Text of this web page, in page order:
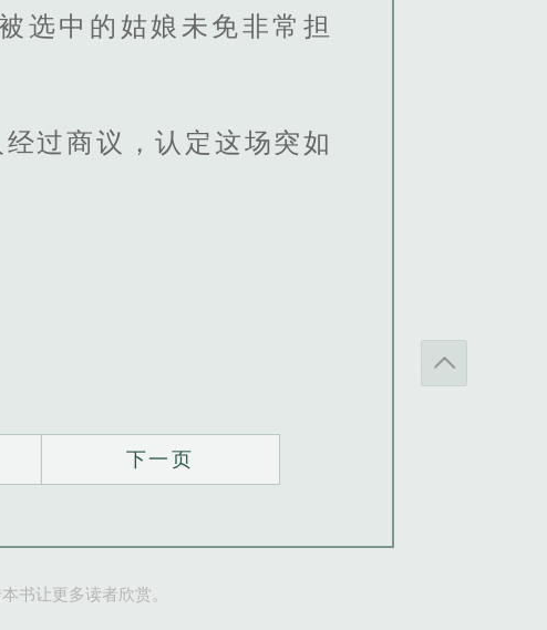
选中的姑娘未免非常担
过商议，认定这场突如
下一页
书让更多读者欣赏。